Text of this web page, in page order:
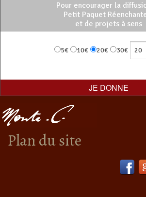
Pour encourager la
Petit Paquet
et de projets à sens
5€ 10€ 20€ 30€
Plan du site